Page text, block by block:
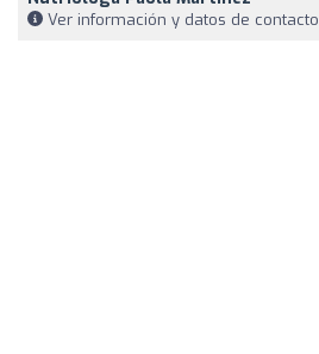
Ver información y datos de contacto